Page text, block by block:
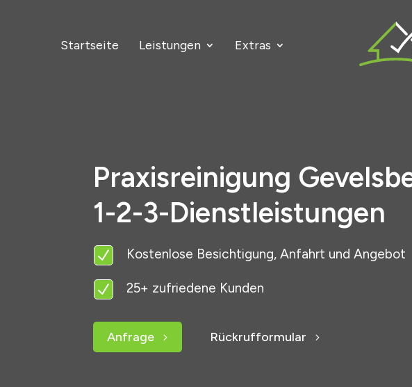
Startseite Leistungen Extras
Praxisreinigung
1-2-3-Dienstleistungen
N Kostenlose Besichtigung, Anfahrt und Angebot
N 25+ zufriedene Kunden
Anfrage Rückrufformular